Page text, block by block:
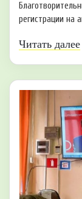
регистрации на
Читать далее